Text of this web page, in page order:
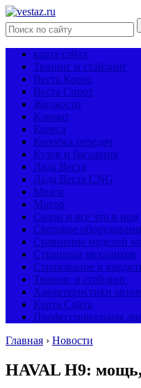
карта сайта
Тюнинг и стайлинг
Веста Кросс
Веста Спорт
Жидкости
Климат
Колеса
Коробка передач
Кузов и багажник
Лада Веста
Лада Веста CNG
Мозги
Мотор
Салон и все что в нем
Световое
Сравнение моделей
Страницы механиков
Страхование и
Тюнинг и стайлинг
Характеристики
Карта Сайта
Профессиональная
Главная › Новости
HAVAL H9: мощь,